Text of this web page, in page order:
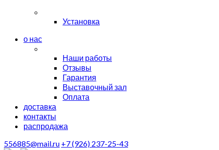
Установка
о нас
Наши работы
Отзывы
Гарантия
Выставочный зал
Оплата
доставка
контакты
распродажа
556885@mail.ru +7 (926) 237-25-43